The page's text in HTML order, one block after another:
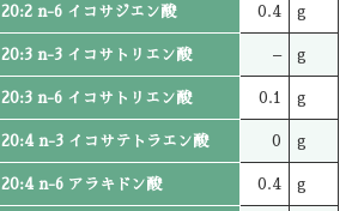
20:2 n-6 イコサジエン酸 0.4 g
20:3 n-3 イコサトリエン酸 – g
20:3 n-6 イコサトリエン酸 0.1 g
20:4 n-3 イコサテトラエン酸 0 g
20:4 n-6 アラキドン酸 0.4 g